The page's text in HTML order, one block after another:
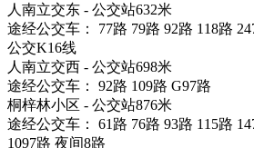
人南立交东 - 公交站632米
途经公交车： 77路 79路 92路 118路
公交K16线
人南立交西 - 公交站698米
途经公交车： 92路 109路 G97路
桐梓林小区 - 公交站876米
途经公交车： 61路 76路 93路 115路
1097路 夜间8路